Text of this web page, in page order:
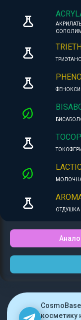
косметику